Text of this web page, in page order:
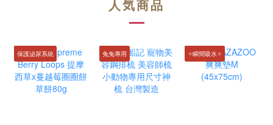
人気商品
保護泌尿系統 兔兔專用 ✧瞬間吸水✧